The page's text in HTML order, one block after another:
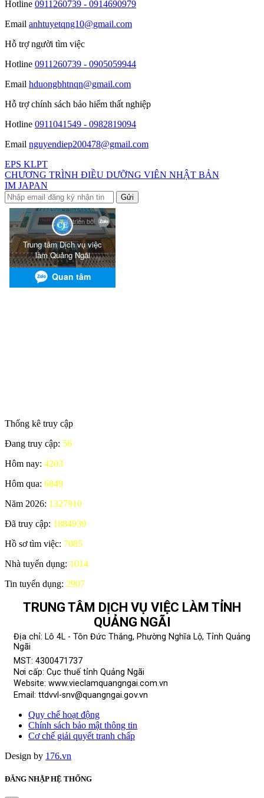
Hotline 0911260739 - 0914690979
Email anhtuyetqng10@gmail.com
Hỗ trợ người tìm việc
Hotline 0911260739 - 0905059944
Email hduongbhtnqn@gmail.com
Hỗ trợ chính sách bảo hiểm thất nghiệp
Hotline 0911041549 - 0982819094
Email nguyendiep200478@gmail.com
EPS KLPT
CHƯƠNG TRÌNH ĐIỀU DƯỠNG VIÊN NHẬT BẢN
IM JAPAN
Gửi
Thống kê truy cập
Đang truy cập: 56
Hôm nay: 4203
Hôm qua: 6849
Năm 2026: 1327910
Đã truy cập: 1884939
Hồ sơ tìm việc: 7085
Nhà tuyển dụng: 1014
Tin tuyển dụng: 2907
TRUNG TÂM DỊCH VỤ VIỆC LÀM TỈNH
QUẢNG NGÃI
Địa chỉ: Lô 4L - Tôn Đức Thắng, Phường Nghĩa Lộ, Tỉnh Quảng
Ngãi
MST: 4300471737
Nơi cấp: Cục thuế tỉnh Quảng Ngãi
Website: www.vieclamquangngai.com.vn
Email: ttdvvl-snv@quangngai.gov.vn
Quy chế hoạt động
Chính sách bảo mật thông tin
Cơ chế giải quyết tranh chấp
Design by 176.vn
ĐĂNG NHẬP HỆ THỐNG